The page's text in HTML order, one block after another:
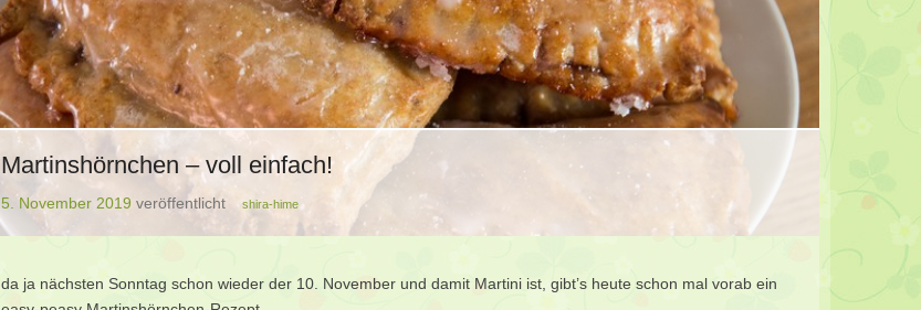
Martinshörnchen – voll einfach!
5. November 2019 veröffentlicht shira-hime
da ja nächsten Sonntag schon wieder der 10. November und damit Martini ist, gibt’s heute schon mal vorab ein